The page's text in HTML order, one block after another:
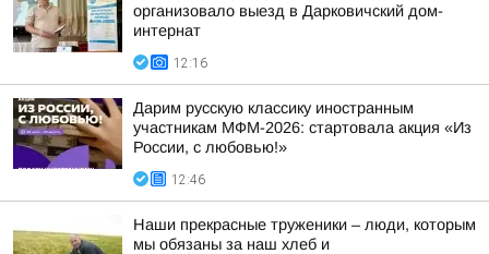
организовало выезд в Дарковичский дом-
интернат
12:16
Дарим русскую классику иностранным
участникам МФМ-2026: стартовала акция «Из
России, с любовью!»
12:46
Наши прекрасные труженики – люди, которым
мы обязаны за наш хлеб и